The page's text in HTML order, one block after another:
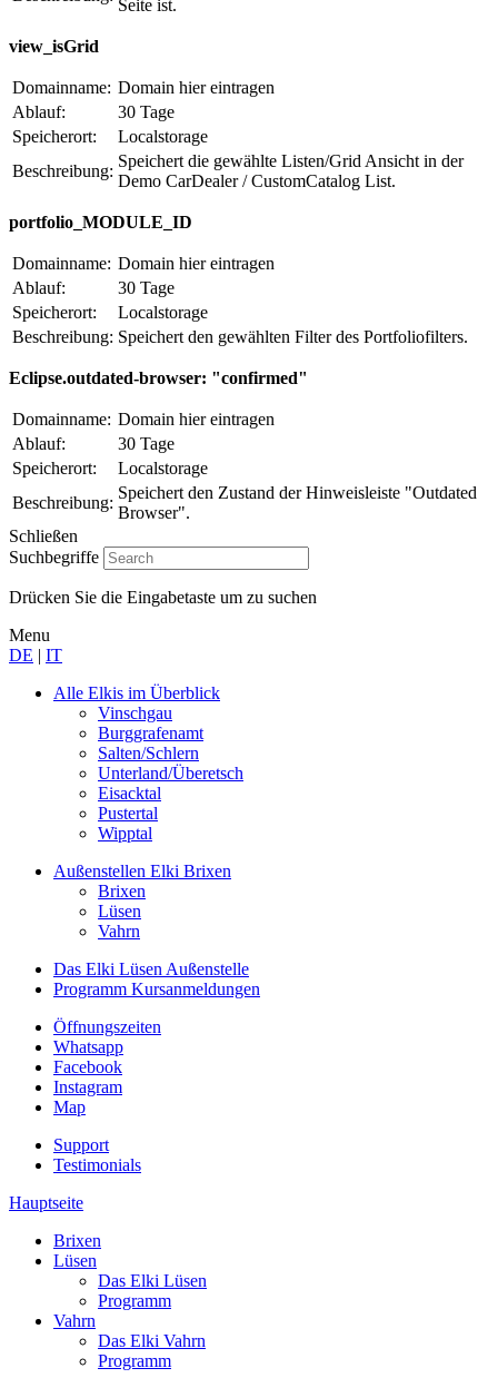
Seite ist.
view_isGrid
Domainname: Domain hier eintragen
Ablauf:
30 Tage
Speicherort:
Localstorage
Beschreibung:
Speichert die gewählte Listen/Grid Ansicht in der
Demo CarDealer / CustomCatalog List.
portfolio_MODULE_ID
Domainname: Domain hier eintragen
Ablauf:
30 Tage
Speicherort:
Localstorage
Beschreibung: Speichert den gewählten Filter des Portfoliofilters.
Eclipse.outdated-browser: "confirmed"
Domainname: Domain hier eintragen
Ablauf:
30 Tage
Speicherort:
Localstorage
Beschreibung:
Speichert den Zustand der Hinweisleiste "Outdated
Browser".
Schließen
Suchbegriffe
Drücken Sie die Eingabetaste um zu suchen
Menu
DE | IT
Alle Elkis im Überblick
Vinschgau
Burggrafenamt
Salten/Schlern
Unterland/Überetsch
Eisacktal
Pustertal
Wipptal
Außenstellen Elki Brixen
Brixen
Lüsen
Vahrn
Das Elki Lüsen Außenstelle
Programm Kursanmeldungen
Öffnungszeiten
Whatsapp
Facebook
Instagram
Map
Support
Testimonials
Hauptseite
Brixen
Lüsen
Das Elki Lüsen
Programm
Vahrn
Das Elki Vahrn
Programm